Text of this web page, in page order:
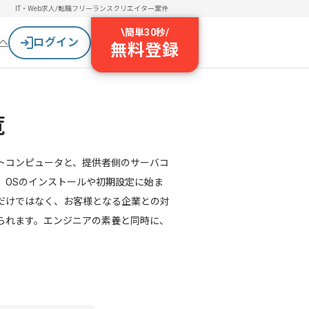
IT・Web求人/転職フリーランスクリエイター案件
ログイン
\簡単30秒/
無料登録
ンピュータと、提供者側のサーバコ
のインストールや初期設定に始ま
ではなく、お客様となる企業との対
ます。エンジニアの素養と同時に、